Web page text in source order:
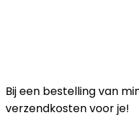
Bij een bestelling van
verzendkosten voor je!